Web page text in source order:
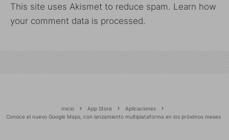
This site uses Akismet to reduce spam. Learn how
your comment data is processed.
Inicio App Store
Aplicaciones
Conoce el nuevo Google Maps, con lanzamiento multiplataforma en los próximos meses